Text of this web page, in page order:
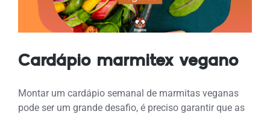
Cardápio marmitex vegano
Montar um cardápio semanal de marmitas veganas
pode ser um grande desafio, é preciso garantir que as